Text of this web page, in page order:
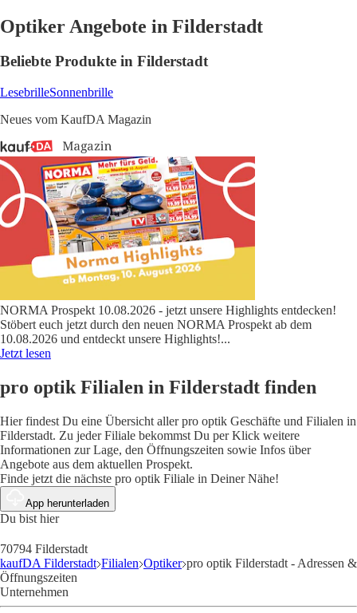
Optiker Angebote in Filderstadt
Beliebte Produkte in Filderstadt
LesebrilleSonnenbrille
Neues vom KaufDA Magazin
NORMA Prospekt 10.08.2026 - jetzt unsere Highlights entdecken!
Stöbert euch jetzt durch den neuen NORMA Prospekt ab dem
10.08.2026 und entdeckt unsere Highlights!...
Jetzt lesen
pro optik Filialen in Filderstadt finden
Hier findest Du eine Übersicht aller pro optik Geschäfte und Filialen in
Filderstadt. Zu jeder Filiale bekommst Du per Klick weitere
Informationen zur Lage, den Öffnungszeiten sowie Infos über
Angebote aus dem aktuellen Prospekt.
Finde jetzt die nächste pro optik Filiale in Deiner Nähe!
App herunterladen
Du bist hier
70794 Filderstadt
kaufDA Filderstadt Filialen Optiker pro optik Filderstadt - Adressen &
Öffnungszeiten
Unternehmen